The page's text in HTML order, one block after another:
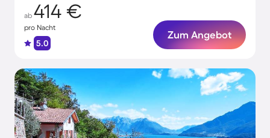
ab 414 €
pro Nacht
5.0
Zum Angebot